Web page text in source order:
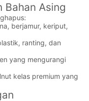
Asing
berjamur, keriput,
ranting, dan
yang mengurangi
kelas premium yang